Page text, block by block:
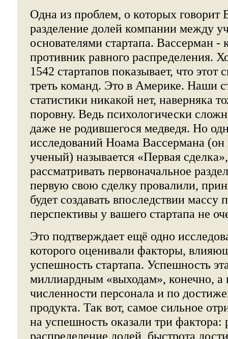
Одна из проблем, о которых говорит
разделение долей компании между
основателями стартапа. Вассерман -
противник равного распределения.
1542 стартапов показывает, что этот
треть команд. Это в Америке. Наши
статистики никакой нет, наверняка
поровну. Ведь психологически
даже не родившегося медведя. Но
исследований Ноама Вассермана (он
ученый) называется «Первая
рассматривать первоначальное
первую свою сделку провалили,
будет создавать впоследствии массу
перспективы у вашего стартапа не
Это подтверждает ещё одно
которого оценивали факторы,
успешность стартапа. Успешность
миллиардным «выходам», конечно, а
численности персонала и по
продукта. Так вот, самое сильное
на успешность оказали три фактора:
распределение долей, быстрота